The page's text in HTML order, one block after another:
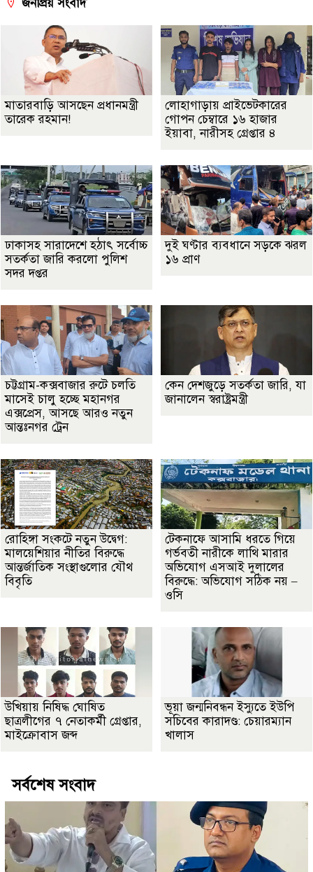
জনপ্রিয় সংবাদ
মাতারবাড়ি আসছেন প্রধানমন্ত্রী
তারেক রহমান!
লোহাগাড়ায় প্রাইভেটকারের
গোপন চেম্বারে ১৬ হাজার
ইয়াবা, নারীসহ গ্রেপ্তার ৪
ঢাকাসহ সারাদেশে হঠাৎ সর্বোচ্চ
সতর্কতা জা‌রি করলো পুলিশ
সদর দপ্তর
দুই ঘণ্টার ব্যবধানে সড়কে ঝরল
১৬ প্রাণ
চট্টগ্রাম-কক্সবাজার রুটে চলতি
মাসেই চালু হচ্ছে মহানগর
এক্সপ্রেস, আসছে আরও নতুন
আন্তঃনগর ট্রেন
কেন দেশজুড়ে সতর্কতা জারি, যা
জানালেন স্বরাষ্ট্রমন্ত্রী
রোহিঙ্গা সংকটে নতুন উদ্বেগ:
মালয়েশিয়ার নীতির বিরুদ্ধে
আন্তর্জাতিক সংস্থাগুলোর যৌথ
বিবৃতি
টেকনাফে আসামি ধরতে গিয়ে
গর্ভবতী নারীকে লাথি মারার
অভিযোগ এসআই দুলালের
বিরুদ্ধে: অভিযোগ সঠিক নয় –
ওসি
উখিয়ায় নিষিদ্ধ ঘোষিত
ছাত্রলীগের ৭ নেতাকর্মী গ্রেপ্তার,
মাইক্রোবাস জব্দ
ভূয়া জন্মনিবন্ধন ইস্যুতে ইউপি
সচিবের কারাদণ্ড: চেয়ারম্যান
খালাস
সর্বশেষ সংবাদ